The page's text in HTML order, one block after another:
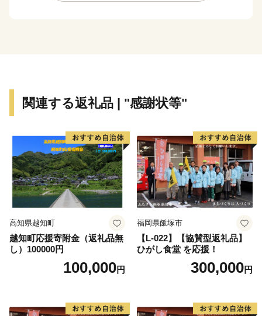
関連する返礼品 | "感謝状等"
高知県越知町
越知町応援寄附金（返礼品無
し）100000円
100,000円
福岡県飯塚市
【L-022】【協賛型返礼品】
ひがし食堂 を応援！
300,000円